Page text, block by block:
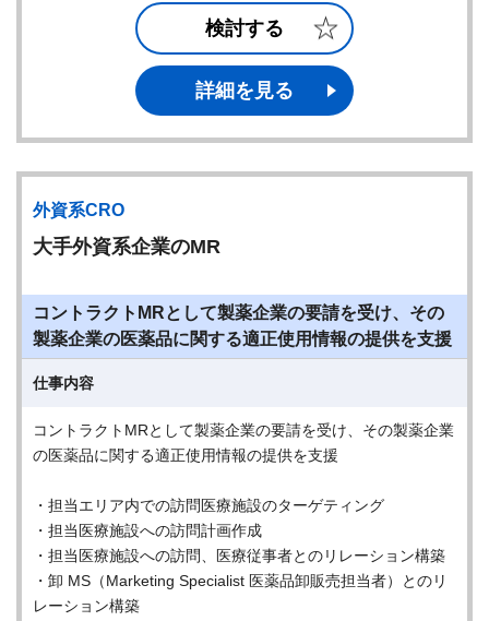
検討する
詳細を見る
外資系CRO
大手外資系企業のMR
コントラクトMRとして製薬企業の要請を受け、その
製薬企業の医薬品に関する適正使用情報の提供を支援
仕事内容
コントラクトMRとして製薬企業の要請を受け、その製薬企業
の医薬品に関する適正使用情報の提供を支援
・担当エリア内での訪問医療施設のターゲティング
・担当医療施設への訪問計画作成
・担当医療施設への訪問、医療従事者とのリレーション構築
・卸 MS（Marketing Specialist 医薬品卸販売担当者）とのリ
レーション構築